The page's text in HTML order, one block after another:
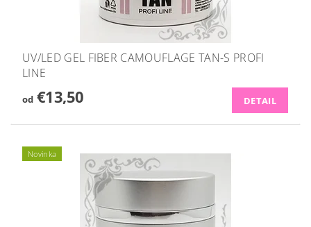
UV/LED GEL FIBER CAMOUFLAGE TAN-S PROFI
LINE
od€13,50 DETAIL
Novinka